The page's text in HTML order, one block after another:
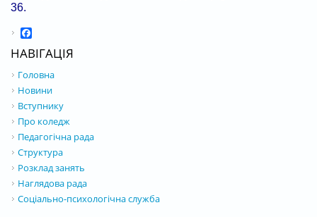
36.
НАВІГАЦІЯ
Головна
Новини
Вступнику
Про коледж
Педагогічна рада
Структура
Розклад занять
Наглядова рада
Соціально-психологічна служба